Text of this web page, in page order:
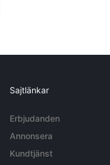
Sajtlänkar
Erbjudanden
Annonsera
Kundtjänst